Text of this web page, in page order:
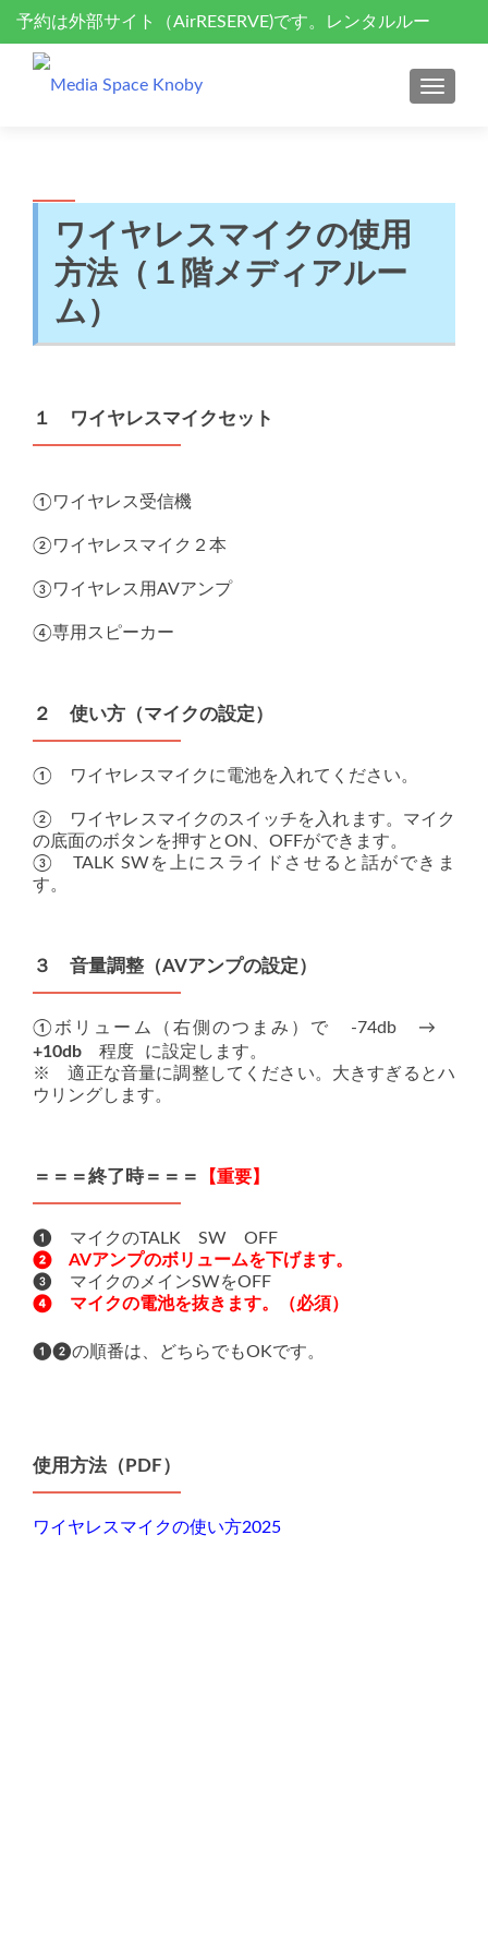
予約は外部サイト（AirRESERVE)です。レンタルルー
ム、セミナーサポート、ドローン空撮
MENU
ワイヤレスマイクの使用
方法（１階メディアルー
ム）
１ ワイヤレスマイクセット
①ワイヤレス受信機
②ワイヤレスマイク２本
③ワイヤレス用AVアンプ
④専用スピーカー
２ 使い方（マイクの設定）
① ワイヤレスマイクに電池を入れてください。
② ワイヤレスマイクのスイッチを入れます。マイク
の底面のボタンを押すとON、OFFができます。
③ TALK SWを上にスライドさせると話ができま
す。
３ 音量調整（AVアンプの設定）
①ボリューム（右側のつまみ）で -74db →
+10db 程度 に設定します。
※ 適正な音量に調整してください。大きすぎるとハ
ウリングします。
＝＝＝終了時＝＝＝ 【重要】
❶ マイクのTALK SW OFF
❷ AVアンプのボリュームを下げます。
❸ マイクのメインSWをOFF
❹ マイクの電池を抜きます。（必須）
❶❷の順番は、どちらでもOKです。
使用方法（PDF）
ワイヤレスマイクの使い方2025